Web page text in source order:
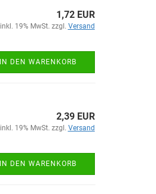
1,72 EUR
inkl. 19% MwSt. zzgl. Versand
IN DEN WARENKORB
2,39 EUR
inkl. 19% MwSt. zzgl. Versand
IN DEN WARENKORB